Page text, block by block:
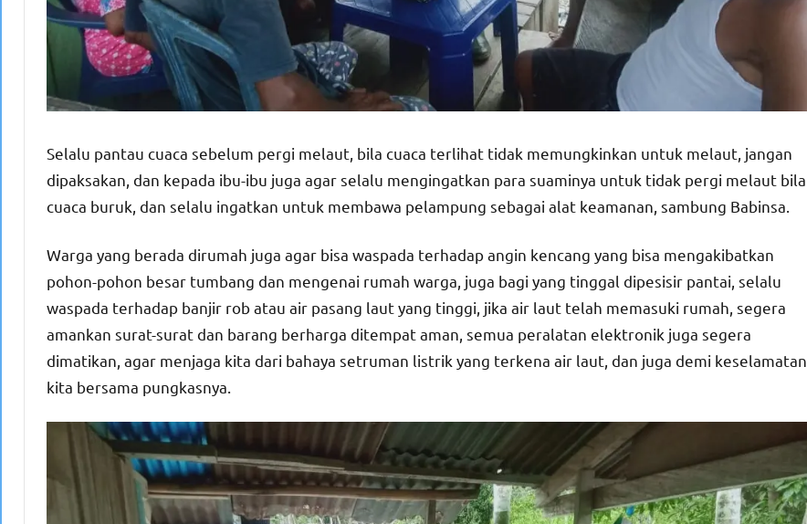
Selalu pantau cuaca sebelum pergi melaut, bila cuaca terlihat tidak memungkinkan untuk melaut, jangan
dipaksakan, dan kepada ibu-ibu juga agar selalu mengingatkan para suaminya untuk tidak pergi melaut bila
cuaca buruk, dan selalu ingatkan untuk membawa pelampung sebagai alat keamanan, sambung Babinsa.
Warga yang berada dirumah juga agar bisa waspada terhadap angin kencang yang bisa mengakibatkan
pohon-pohon besar tumbang dan mengenai rumah warga, juga bagi yang tinggal dipesisir pantai, selalu
waspada terhadap banjir rob atau air pasang laut yang tinggi, jika air laut telah memasuki rumah, segera
amankan surat-surat dan barang berharga ditempat aman, semua peralatan elektronik juga segera
dimatikan, agar menjaga kita dari bahaya setruman listrik yang terkena air laut, dan juga demi keselamatan
kita bersama pungkasnya.